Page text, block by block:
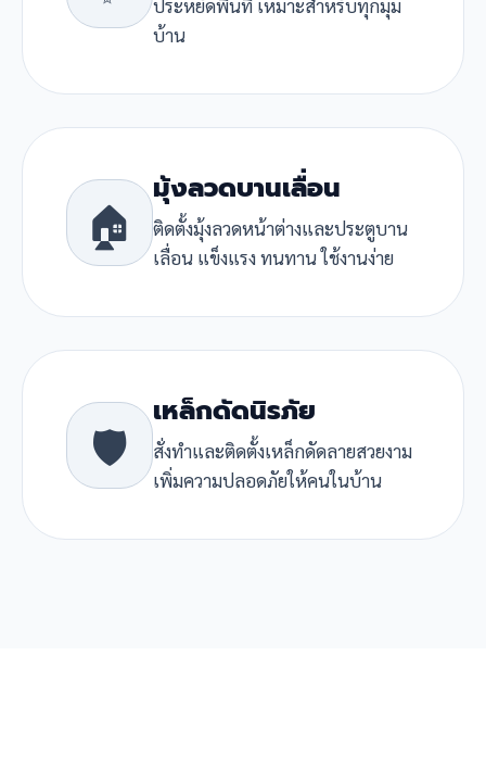
ประหยัดพื้นที่ เหมาะสำหรับทุกมุม
บ้าน
🏠
มุ้งลวดบานเลื่อน
ติดตั้งมุ้งลวดหน้าต่างและประตูบาน
เลื่อน แข็งแรง ทนทาน ใช้งานง่าย
🛡️
เหล็กดัดนิรภัย
สั่งทำและติดตั้งเหล็กดัดลายสวยงาม
เพิ่มความปลอดภัยให้คนในบ้าน